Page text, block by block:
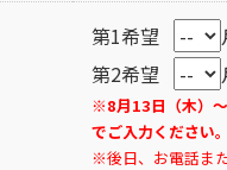
第1希望
第2希望
※8月13日（木）
でご入力ください。
※後日、お電話ま